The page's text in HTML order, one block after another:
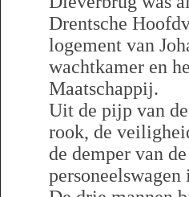
Drentsche
logement van
wachtkamer en
Maatschappij.
Uit de pijp van
rook, de
de demper van